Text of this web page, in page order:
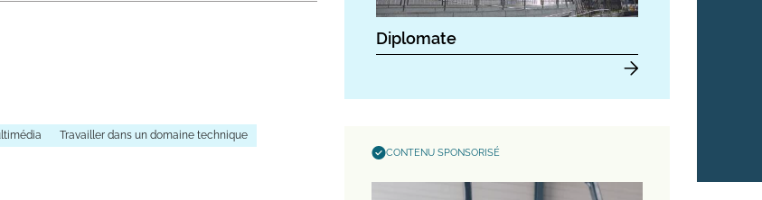
Travailler dans un domaine technique
Diplomate
CONTENU SPONSORISÉ